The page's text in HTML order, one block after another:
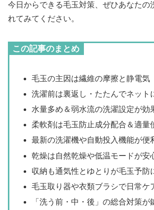
今日からできる毛玉対策、ぜひあなたの
れてみてください。
この記事のまとめ
毛玉の主因は繊維の摩擦と静電気
洗濯前は裏返し・たたんでネット
水量多め＆弱水流の洗濯設定が効
柔軟剤は毛玉防止成分配合＆適量
最新の洗濯機や自動投入機能が便
乾燥は自然乾燥や低温モードが安
収納も通気性とゆとりが毛玉予防
毛玉取り器や衣類ブラシで日常ケ
「洗う前・中・後」の総合対策が